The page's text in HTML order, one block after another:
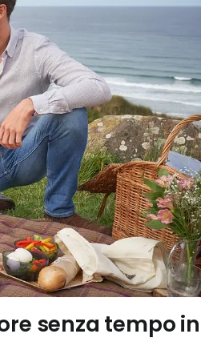
senza tempo in